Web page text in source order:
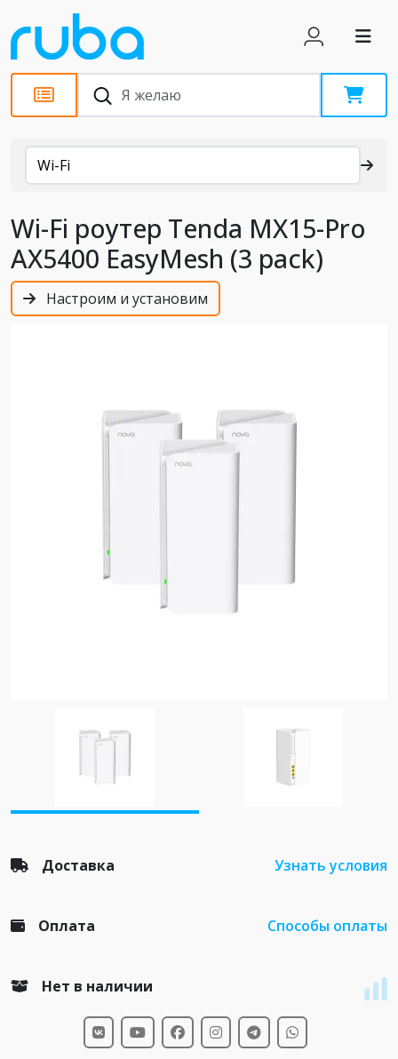
Каталог
Wi-Fi
Wi-Fi роутер Tenda MX15-Pro
АХ5400 EasyMesh (3 pack)
Настроим и установим
Доставка Узнать условия
Оплата Способы оплаты
Нет в наличии